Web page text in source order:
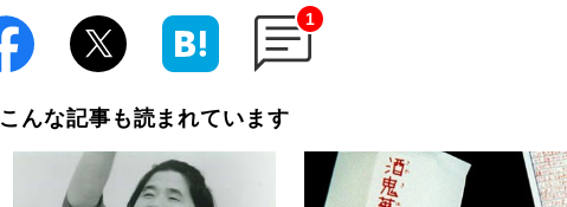
1
こんな記事も読まれています